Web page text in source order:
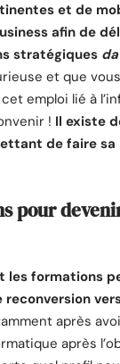
et de
afin de
stratégiques
et que
emploi lié à
! Il existe
de faire sa
pour
les formations
après
après